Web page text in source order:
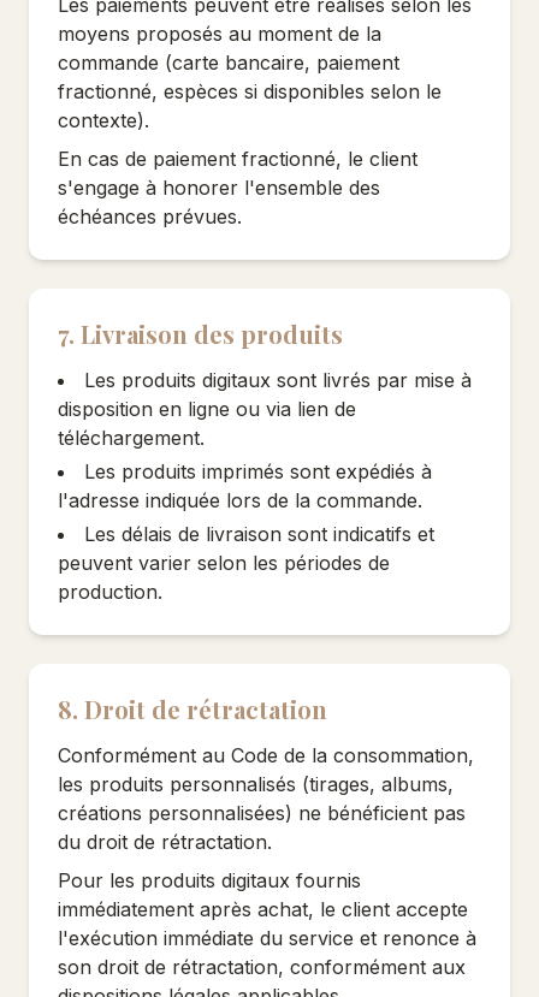
Les paiements peuvent être réalisés selon les
moyens proposés au moment de la
commande (carte bancaire, paiement
fractionné, espèces si disponibles selon le
contexte).
En cas de paiement fractionné, le client
s'engage à honorer l'ensemble des
échéances prévues.
7. Livraison des produits
Les produits digitaux sont livrés par mise à
disposition en ligne ou via lien de
téléchargement.
Les produits imprimés sont expédiés à
l'adresse indiquée lors de la commande.
Les délais de livraison sont indicatifs et
peuvent varier selon les périodes de
production.
8. Droit de rétractation
Conformément au Code de la consommation,
les produits personnalisés (tirages, albums,
créations personnalisées) ne bénéficient pas
du droit de rétractation.
Pour les produits digitaux fournis
immédiatement après achat, le client accepte
l'exécution immédiate du service et renonce à
son droit de rétractation, conformément aux